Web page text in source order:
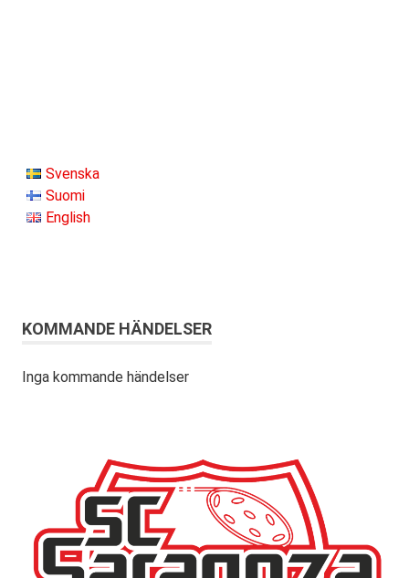
Svenska
Suomi
English
KOMMANDE HÄNDELSER
Inga kommande händelser